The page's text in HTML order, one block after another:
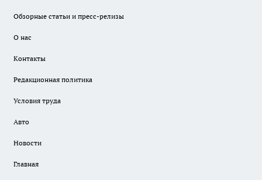
Обзорные статьи и пресс-релизы
О нас
Контакты
Редакционная политика
Условия труда
Авто
Новости
Главная